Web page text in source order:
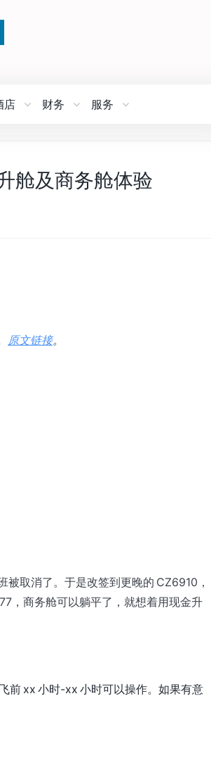
店 财务 服务
舱及商务舱体验
原文链接。
取消了。于是改签到更晚的 CZ6910，
，商务舱可以躺平了，就想着用现金升
前 xx 小时-xx 小时可以操作。如果有意